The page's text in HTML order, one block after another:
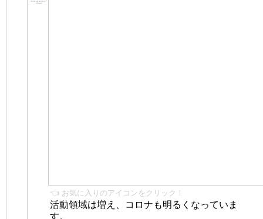
👈 お気に入りのアイコンをクリック！
活動領域は増え、コロナも明るくなっていま
す。